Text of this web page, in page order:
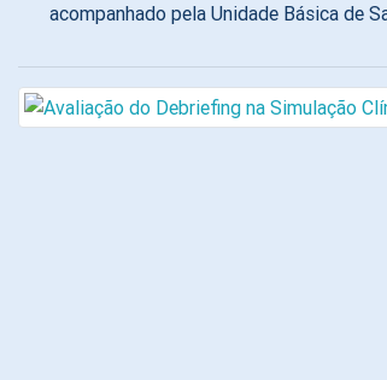
acompanhado pela Unidade Básica de